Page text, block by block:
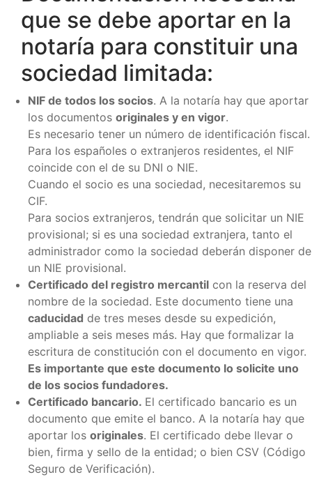
que se debe aportar en la
notaría para constituir una
sociedad limitada:
NIF de todos los socios. A la notaría hay que aportar
los documentos originales y en vigor.
Es necesario tener un número de identificación fiscal.
Para los españoles o extranjeros residentes, el NIF
coincide con el de su DNI o NIE.
Cuando el socio es una sociedad, necesitaremos su
CIF.
Para socios extranjeros, tendrán que solicitar un NIE
provisional; si es una sociedad extranjera, tanto el
administrador como la sociedad deberán disponer de
un NIE provisional.
Certificado del registro mercantil con la reserva del
nombre de la sociedad. Este documento tiene una
caducidad de tres meses desde su expedición,
ampliable a seis meses más. Hay que formalizar la
escritura de constitución con el documento en vigor.
Es importante que este documento lo solicite uno
de los socios fundadores.
Certificado bancario. El certificado bancario es un
documento que emite el banco. A la notaría hay que
aportar los originales. El certificado debe llevar o
bien, firma y sello de la entidad; o bien CSV (Código
Seguro de Verificación).